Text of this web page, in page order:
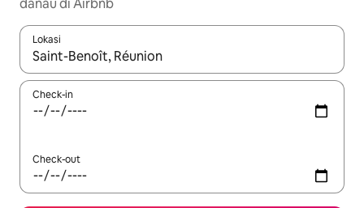
danau di Airbnb
Lokasi
Jika hasil yang dicari tersedia, telusuri dengan tombol panah
Check-in
Check-out